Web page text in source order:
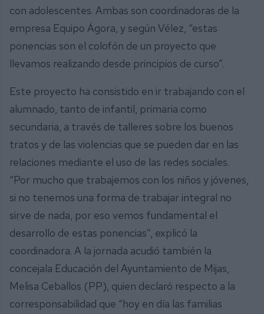
con adolescentes. Ambas son coordinadoras de la
empresa Equipo Ágora, y según Vélez, “estas
ponencias son el colofón de un proyecto que
llevamos realizando desde principios de curso”.
Este proyecto ha consistido en ir trabajando con el
alumnado, tanto de infantil, primaria como
secundaria, a través de talleres sobre los buenos
tratos y de las violencias que se pueden dar en las
relaciones mediante el uso de las redes sociales.
“Por mucho que trabajemos con los niños y jóvenes,
si no tenemos una forma de trabajar integral no
sirve de nada, por eso vemos fundamental el
desarrollo de estas ponencias”, explicó la
coordinadora. A la jornada acudió también la
concejala Educación del Ayuntamiento de Mijas,
Melisa Ceballos (PP), quien declaró respecto a la
corresponsabilidad que “hoy en día las familias